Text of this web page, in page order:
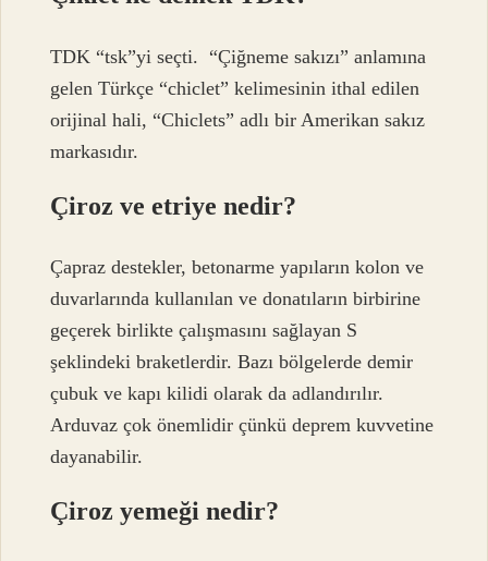
TDK “tsk”yi seçti. ⁣ “Çiğneme sakızı” anlamına
gelen Türkçe “chiclet” kelimesinin ithal edilen
orijinal hali, “Chiclets” adlı bir Amerikan sakız
markasıdır.
Çiroz ve etriye nedir?
Çapraz destekler, betonarme yapıların kolon ve
duvarlarında kullanılan ve donatıların birbirine
geçerek birlikte çalışmasını sağlayan S
şeklindeki braketlerdir. Bazı bölgelerde demir
çubuk ve kapı kilidi olarak da adlandırılır.
Arduvaz çok önemlidir çünkü deprem kuvvetine
dayanabilir.
Çiroz yemeği nedir?